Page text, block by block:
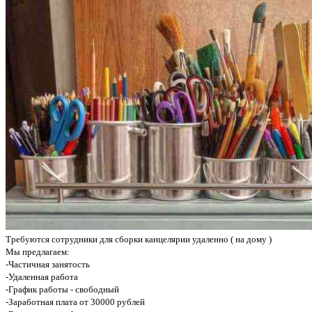
Требуются сотрудники для сборки канцелярии удаленно ( на дому )
Мы предлагаем:
-Частичная занятость
-Удаленная работа
-График работы - свободный
-Заработная плата от 30000 рублей